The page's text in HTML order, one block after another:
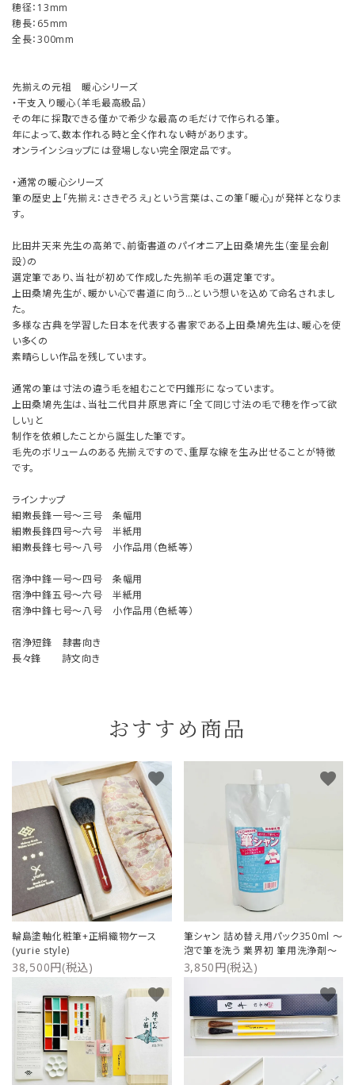
穂径：13mm
穂長：65mm
全長：300mm
先揃えの元祖 暖心シリーズ
・干支入り暖心（羊毛最高級品）
その年に採取できる僅かで希少な最高の毛だけで作られる筆。
年によって、数本作れる時と全く作れない時があります。
オンラインショップには登場しない完全限定品です。
・通常の暖心シリーズ
筆の歴史上「先揃え：さきぞろえ」という言葉は、この筆「暖心」が発祥となりま
す。
比田井天来先生の高弟で、前衛書道のパイオニア上田桑鳩先生（奎星会創
設）の
選定筆であり、当社が初めて作成した先揃羊毛の選定筆です。
上田桑鳩先生が、暖かい心で書道に向う…という想いを込めて命名されまし
た。
多様な古典を学習した日本を代表する書家である上田桑鳩先生は、暖心を使
い多くの
素晴らしい作品を残しています。
通常の筆は寸法の違う毛を組むことで円錐形になっています。
上田桑鳩先生は、当社二代目井原思斉に「全て同じ寸法の毛で穂を作って欲
しい」と
制作を依頼したことから誕生した筆です。
毛先のボリュームのある先揃えですので、重厚な線を生み出せることが特徴
です。
ラインナップ
細嫩長鋒一号～三号 条幅用
細嫩長鋒四号～六号 半紙用
細嫩長鋒七号～八号 小作品用（色紙等）
宿浄中鋒一号～四号 条幅用
宿浄中鋒五号～六号 半紙用
宿浄中鋒七号～八号 小作品用（色紙等）
宿浄短鋒 隷書向き
長々鋒 詩文向き
おすすめ商品
輪島塗軸化粧筆+正絹織物ケース
(yurie style)
38,500円(税込)
favorite
筆シャン 詰め替え用パック350ml ～
泡で筆を洗う 業界初 筆用洗浄剤～
3,850円(税込)
favorite
favorite favorite